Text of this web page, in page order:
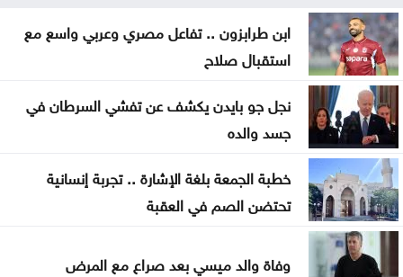
ترمب: نراقب إيران اقتصادياً ونؤجل أي تحرك عسكري
كبير
الحيصة: أراضي مشروع سكة العقبة ستسجل باسم
خزينة الدولة
صورة تختصر حكاية إنجاز .. وحفل سيبقى محفورا في
ذاكرة جامعة آل البيت
حين لا يعود القمع ضروريًا: كيف تُنتَج اللامبالاة
السياسية؟
ابن طرابزون .. تفاعل مصري وعربي واسع مع
استقبال صلاح
نجل جو بايدن يكشف عن تفشي السرطان في
جسد والده
خطبة الجمعة بلغة الإشارة .. تجربة إنسانية
تحتضن الصم في العقبة
وفاة والد ميسي بعد صراع مع المرض